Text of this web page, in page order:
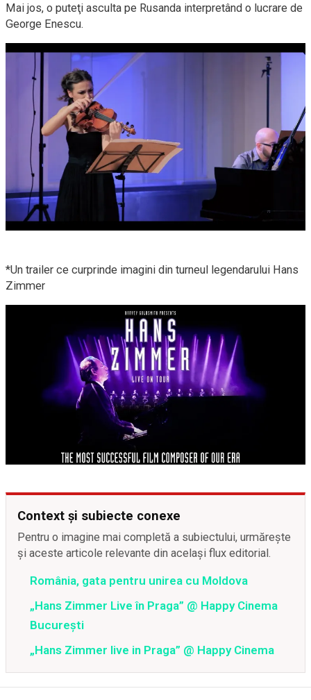
Mai jos, o puteţi asculta pe Rusanda interpretând o lucrare de
George Enescu.
*Un trailer ce curprinde imagini din turneul legendarului Hans
Zimmer
Context și subiecte conexe
Pentru o imagine mai completă a subiectului, urmărește
și aceste articole relevante din același flux editorial.
România, gata pentru unirea cu Moldova
„Hans Zimmer Live în Praga” @ Happy Cinema
București
„Hans Zimmer live in Praga” @ Happy Cinema